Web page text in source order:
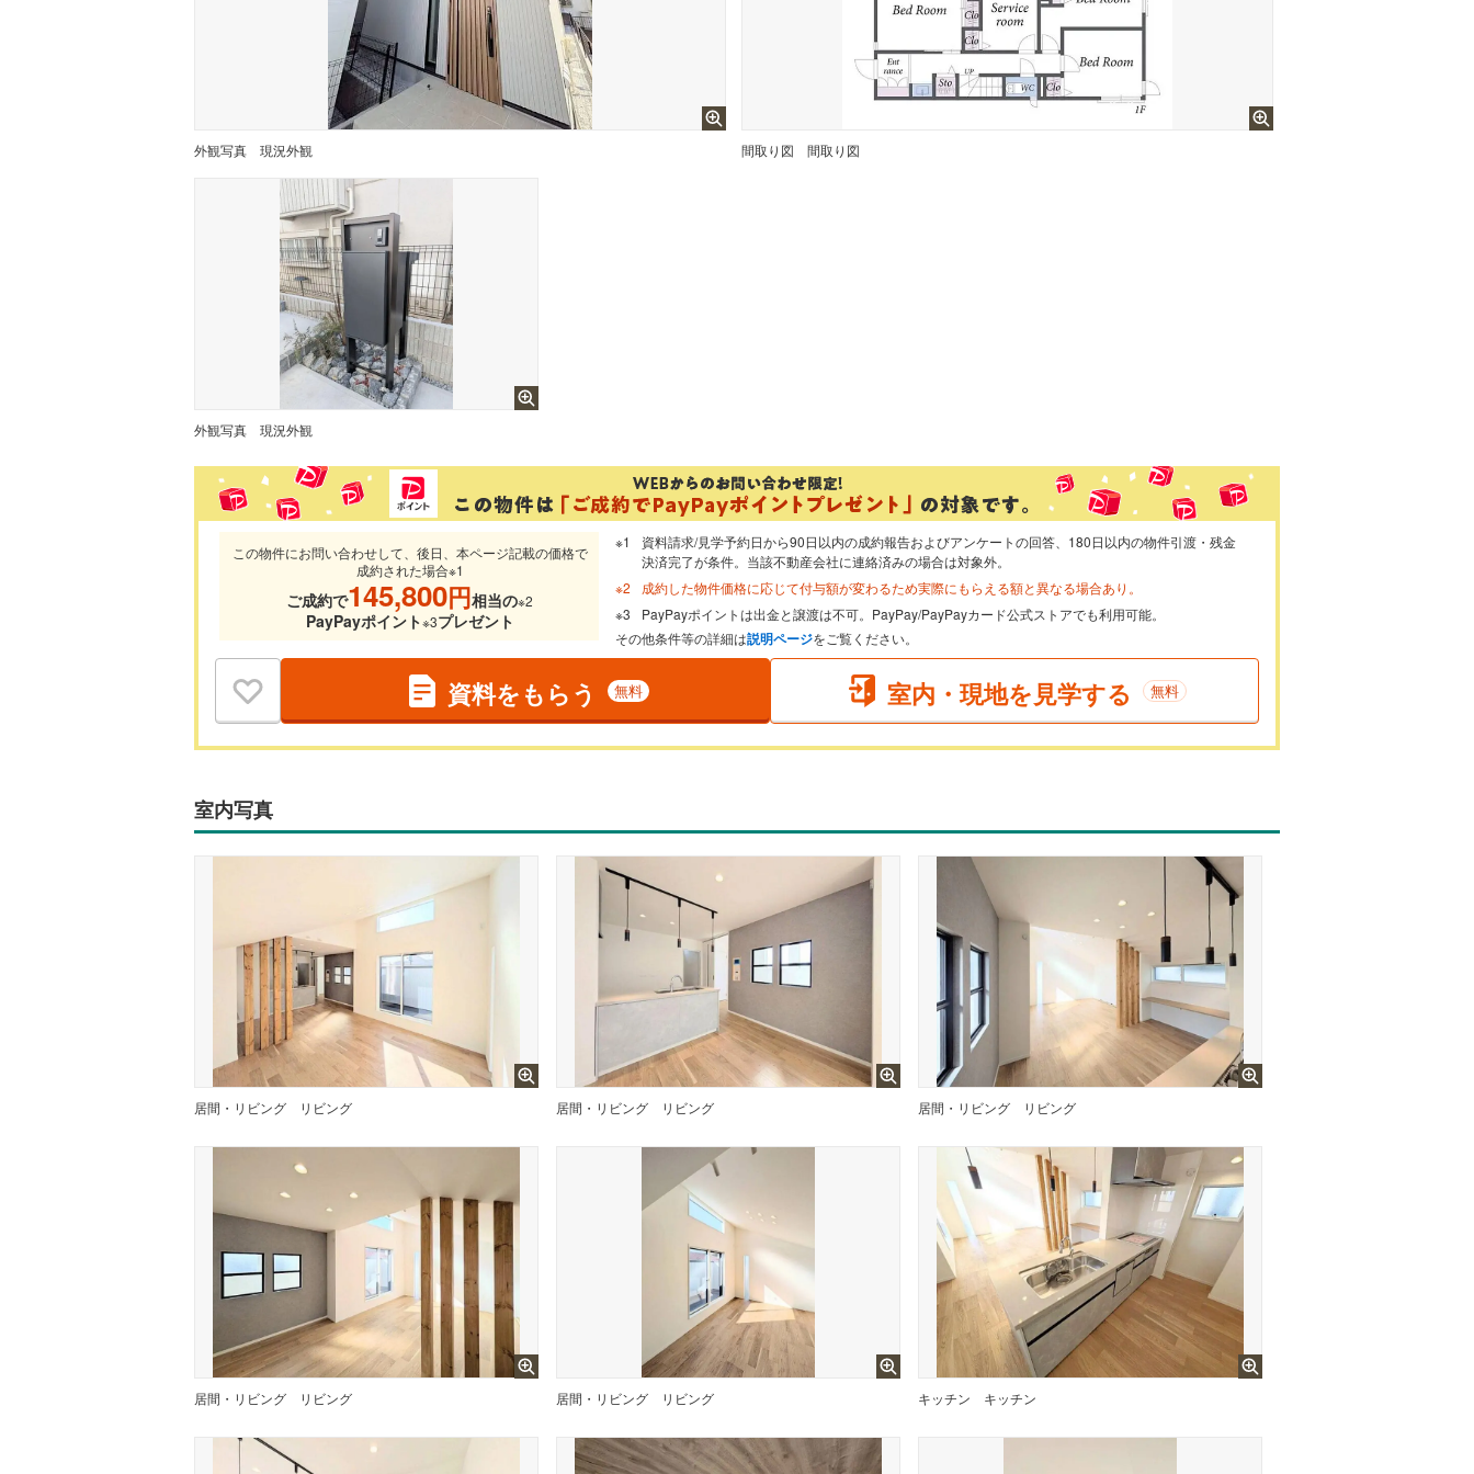
外観写真 現況外観 間取り図 間取り図
外観写真 現況外観
この物件にお問い合わせして、後日、本ページ記載の価格で
成約された場合※1
ご成約で145,800円相当の※2
PayPayポイント※3プレゼント
資料請求/見学予約日から90日以内の成約報告およびアンケートの回答、180日以内の物件引渡・残金
決済完了が条件。当該不動産会社に連絡済みの場合は対象外。
成約した物件価格に応じて付与額が変わるため実際にもらえる額と異なる場合あり。
PayPayポイントは出金と譲渡は不可。PayPay/PayPayカード公式ストアでも利用可能。
その他条件等の詳細は説明ページをご覧ください。
資料をもらう 無料 室内・現地を見学する 無料
室内写真
居間・リビング リビング 居間・リビング リビング 居間・リビング リビング
居間・リビング リビング 居間・リビング リビング キッチン キッチン